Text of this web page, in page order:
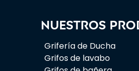
Nuestros
Grifería de Ducha
Grifos de lavabo